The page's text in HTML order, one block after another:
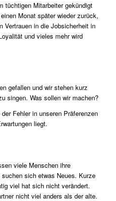
tüchtigen Mitarbeiter gekündigt
Monat später wieder zurück,
Vertrauen in die Jobsicherheit in
und vieles mehr wird
gefallen und wir stehen kurz
singen. Was sollen wir machen?
Fehler in unseren Präferenzen
liegt.
viele Menschen ihre
sich etwas Neues. Kurze
viel hat sich nicht verändert.
nicht viel anders als der alte.